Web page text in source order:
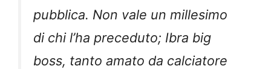
pubblica. Non vale un millesimo
di chi l’ha preceduto; Ibra big
boss, tanto amato da calciatore